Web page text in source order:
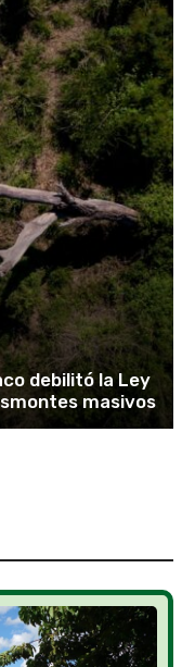
debilitó la Ley
masivos